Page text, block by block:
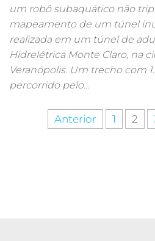
um robô subaquático não
mapeamento de um túnel
realizada em um túnel de
Hidrelétrica Monte Claro, na
Veranópolis. Um trecho com
percorrido pelo…
Anterior 1 2